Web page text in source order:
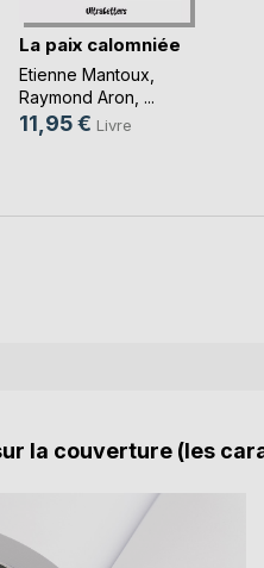
La paix calomniée
Etienne Mantoux
Raymond Aron , ...
11,95 € Livre
la couverture (les